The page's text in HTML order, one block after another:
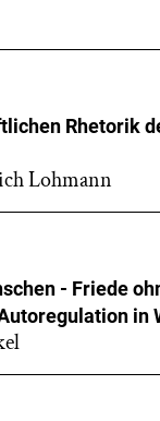
Rhetorik
Lohmann
- Friede
in